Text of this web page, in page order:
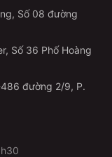
Số 08 đường
Số 36 Phố Hoàng
đường 2/9, P.